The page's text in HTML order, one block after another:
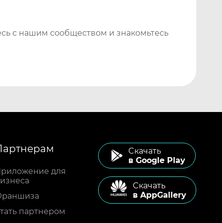
с нашим сообществом и знакомьтесь
для
партнером
Cкачать
в Google Play
Cкачать
в AppGallery